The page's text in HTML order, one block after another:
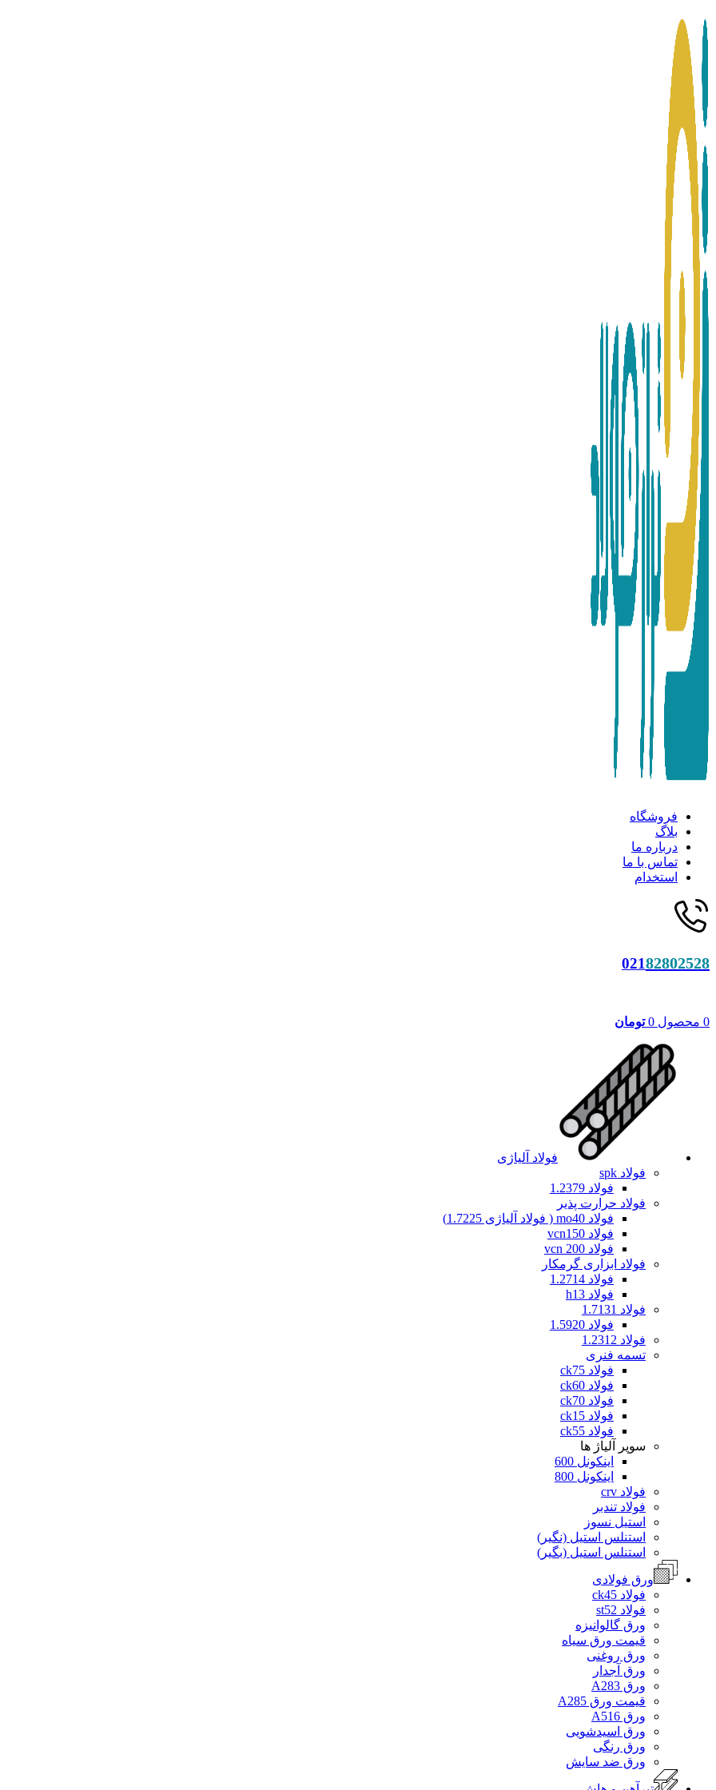
فروشگاه
بلاگ
درباره ما
تماس با ما
استخدام
02182802528
0 محصول 0 تومان
فولاد آلیاژی
فولاد spk
فولاد 1.2379
فولاد حرارت پذیر
فولاد mo40 ( فولاد آلیاژی 1.7225)
فولاد vcn150
فولاد vcn 200
فولاد ابزاری گرمکار
فولاد 1.2714
فولاد h13
فولاد 1.7131
فولاد 1.5920
فولاد 1.2312
تسمه فنری
فولاد ck75
فولاد ck60
فولاد ck70
فولاد ck15
فولاد ck55
سوپر آلیاژ ها
اینکونل 600
اینکونل 800
فولاد crv
فولاد تندبر
استیل نسوز
استنلس استیل (نگیر)
استنلس استیل (بگیر)
ورق فولادی
فولاد ck45
فولاد st52
ورق گالوانیزه
قیمت ورق سیاه
ورق روغنی
ورق آجدار
ورق A283
قیمت ورق A285
ورق A516
ورق اسیدشویی
ورق رنگی
ورق ضد سایش